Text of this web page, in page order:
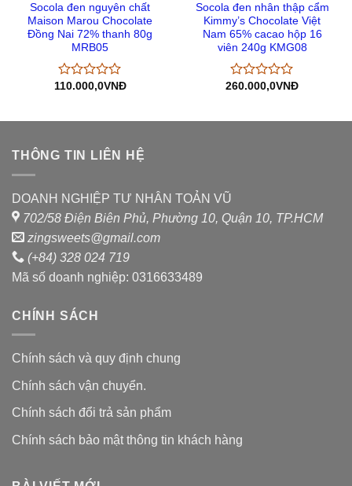
Socola đen nguyên chất
Maison Marou Chocolate
Đồng Nai 72% thanh 80g
MRB05
Được
0
sao
110.000,0VNĐ
Socola đen nhân thập cẩm
Kimmy’s Chocolate Việt
Nam 65% cacao hộp 16
viên 240g KMG08
Được
0
260.000,0VNĐ
THÔNG TIN LIÊN HỆ
DOANH NGHIỆP TƯ NHÂN TOẢN VŨ
702/58 Điện Biên Phủ, Phường 10, Quận 10, TP.HCM
zingsweets@gmail.com
(+84) 328 024 719
Mã số doanh nghiệp: 0316633489
CHÍNH SÁCH
Chính sách và quy định chung
Chính sách vận chuyển.
Chính sách đổi trả sản phẩm
Chính sách bảo mật thông tin khách hàng